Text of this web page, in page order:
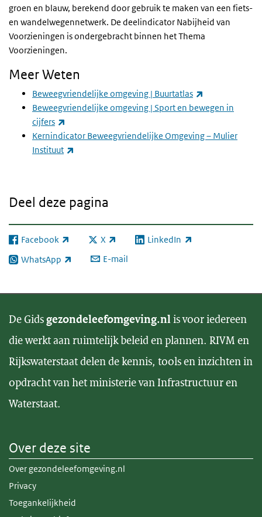
groen en blauw, berekend door gebruik te maken van een fiets-
en wandelwegennetwerk. De deelindicator Nabijheid van
Voorzieningen is ondergebracht binnen het Thema
Voorzieningen.
Meer Weten
Beweegvriendelijke omgeving | Buurtatlas
Beweegvriendelijke omgeving | Sport en bewegen in
cijfers
Kernindicator Beweegvriendelijke Omgeving – Mulier
Instituut
Deel deze pagina
Facebook
(externe link) X
(externe link) LinkedIn
(externe link)
WhatsApp
(externe link) E-mail
De Gidsgezondeleefomgeving.nlis voor iedereen
die werkt aan ruimtelijk beleid en plannen. RIVM en
Rijkswaterstaat delen de kennis, tools en inzichten in
opdracht van het ministerie van Infrastructuur en
Waterstaat.
Over deze site
Over gezondeleefomgeving.nl
Privacy
Toegankelijkheid